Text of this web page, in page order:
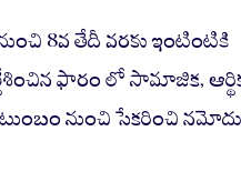
8వ తేదీ వరకు ఇంటింటికి
ఫారం లో సామాజిక,
నుంచి సేకరించి నమోదు